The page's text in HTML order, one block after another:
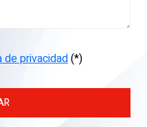
de privacidad(*)